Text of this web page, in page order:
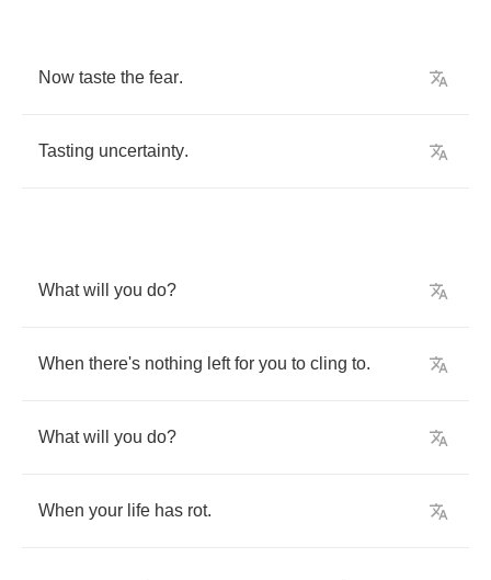
Now taste the fear.
Tasting uncertainty.
What will you do?
When there's nothing left for you to cling to.
What will you do?
When your life has rot.